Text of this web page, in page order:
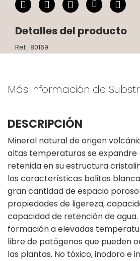
Detalles del producto
Ref.: 80169
Más información de
DESCRIPCIÓN
Mineral natural de origen
altas temperaturas se expandre
retenida en su estructura
las características bolitas
gran cantidad de espacio
propiedades de ligereza,
capacidad de retención de agua.
formación a elevadas
libre de patógenos que pueden
las plantas. No tóxico, inodoro e